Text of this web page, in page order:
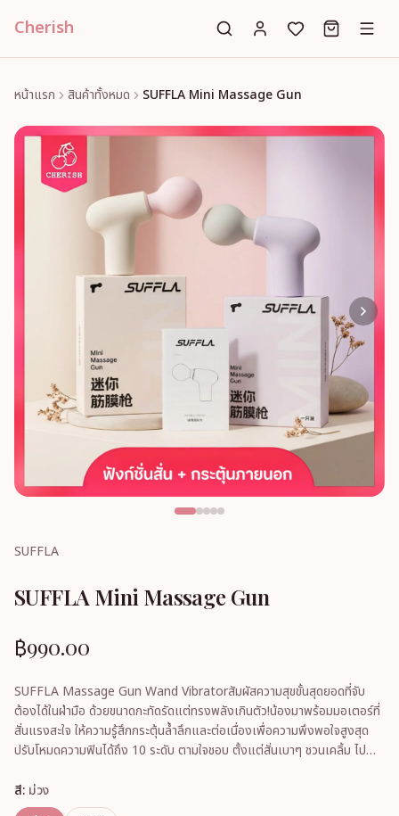
Cherish
หน้าแรก สินค้าทั้งหมด SUFFLA Mini Massage Gun
SUFFLA
SUFFLA Mini Massage Gun
฿990.00
SUFFLA Massage Gun Wand Vibratorสัมผัสความสุขขั้นสุดยอดที่จับ
ต้องได้ในฝ่ามือ ด้วยขนาดกะทัดรัดแต่ทรงพลังเกินตัว!น้องมาพร้อมมอเตอร์ที่
สั่นแรงสะใจ ให้ความรู้สึกกระตุ้นล้ำลึกและต่อเนื่องเพื่อความพึงพอใจสูงสุด
ปรับโหมดความฟินได้ถึง 10 ระดับ ตามใจชอบ ตั้งแต่สั่นเบาๆ ชวนเคลิ้ม ไป
สี: ม่วง